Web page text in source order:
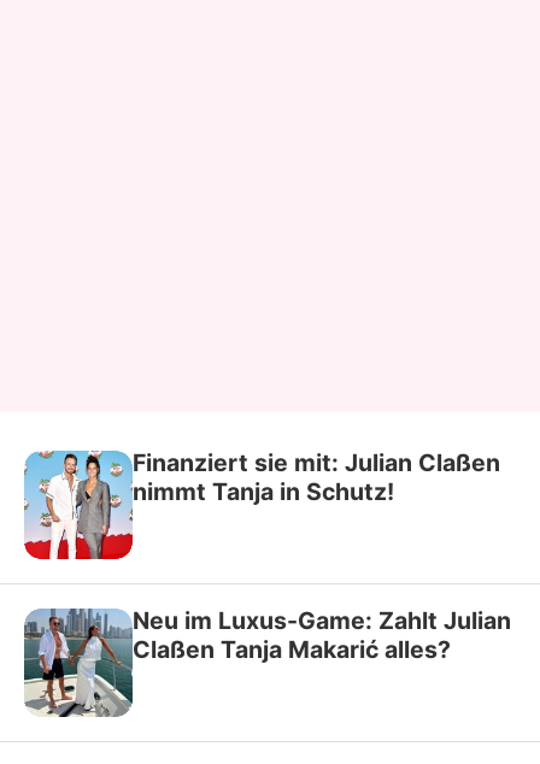
Finanziert sie mit: Julian Claßen
nimmt Tanja in Schutz!
Neu im Luxus-Game: Zahlt Julian
Claßen Tanja Makarić alles?